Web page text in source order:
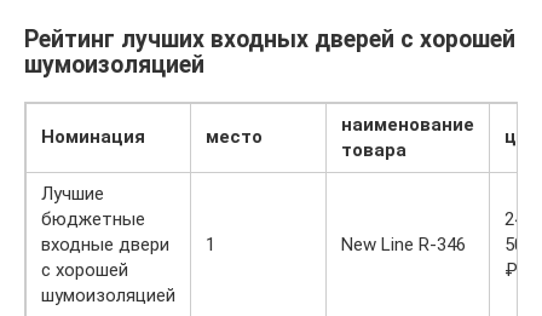
Рейтинг лучших входных дверей с хорошей
шумоизоляцией
Номинация место
наименование
товара
Лучшие
бюджетные
входные двери
с хорошей
шумоизоляцией
1 New Line R-346
24
500
₽